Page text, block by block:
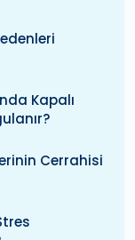
Kapalı
Cerrahisi